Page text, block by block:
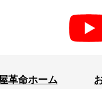
革命ホーム